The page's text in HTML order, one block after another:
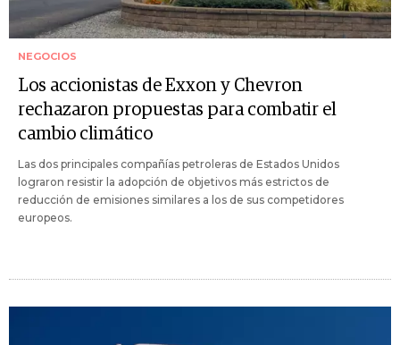
NEGOCIOS
Los accionistas de Exxon y Chevron
rechazaron propuestas para combatir el
cambio climático
Las dos principales compañías petroleras de Estados Unidos
lograron resistir la adopción de objetivos más estrictos de
reducción de emisiones similares a los de sus competidores
europeos.